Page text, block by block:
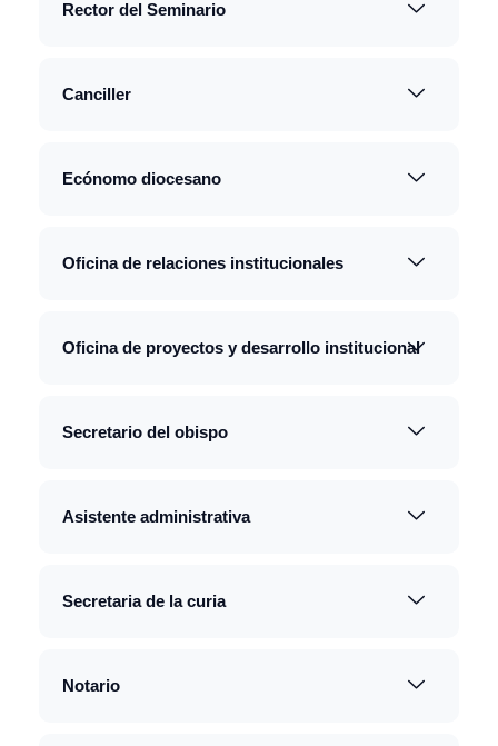
Rector del Seminario
Canciller
Ecónomo diocesano
Oficina de relaciones institucionales
Oficina de proyectos y desarrollo institucional
Secretario del obispo
Asistente administrativa
Secretaria de la curia
Notario